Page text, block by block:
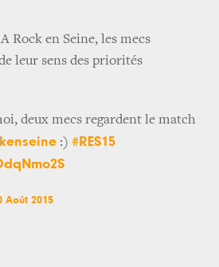
Rock en Seine, les mecs
leur sens des priorités
deux mecs regardent le match
:) #RES15
Août 2015